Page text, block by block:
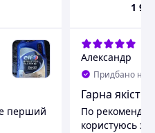
перший
1 980
Александр
Придбано на
Гарна якість
По
користуюсь